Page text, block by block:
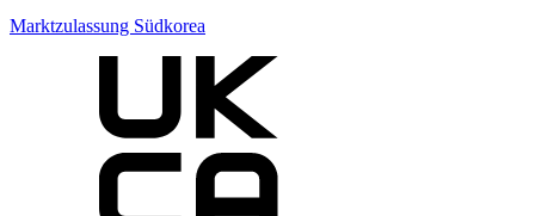
Marktzulassung Südkorea